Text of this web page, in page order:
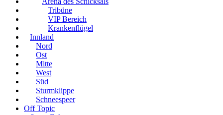
Tribüne
VIP Bereich
Krankenflügel
Innland
Nord
Ost
Mitte
West
Süd
Sturmklippe
Schneespeer
Off Topic